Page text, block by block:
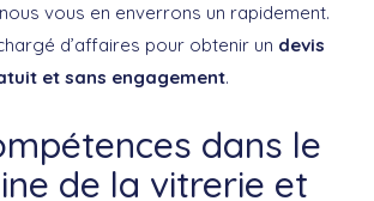
vous en enverrons un rapidement.
d’affaires pour obtenir un devis
et sans engagement.
dans le
de la vitrerie et